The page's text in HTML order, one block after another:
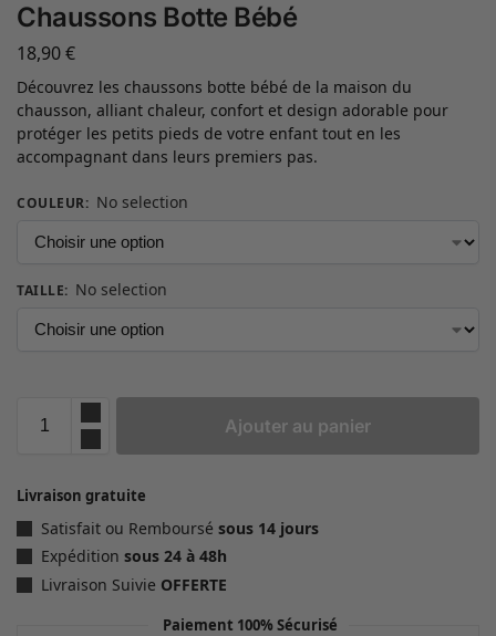
Chaussons Botte Bébé
18,90€
Découvrez les chaussons botte bébé de la maison du
chausson, alliant chaleur, confort et design adorable pour
protéger les petits pieds de votre enfant tout en les
accompagnant dans leurs premiers pas.
COULEUR: No selection
TAILLE: No selection
Ajouter au panier
Livraison gratuite
Satisfait ou Remboursé sous 14 jours
Expédition sous 24 à 48h
Livraison Suivie OFFERTE
Paiement 100% Sécurisé